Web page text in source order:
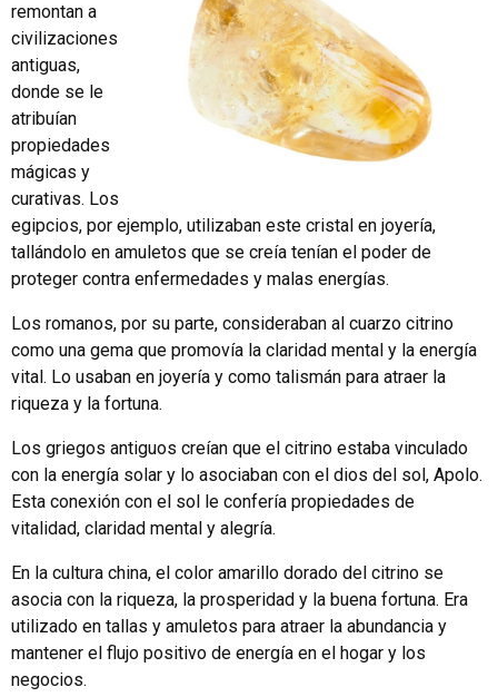
remontan a
civilizaciones
antiguas,
donde se le
atribuían
propiedades
mágicas y
curativas. Los
egipcios, por ejemplo, utilizaban este cristal en joyería,
tallándolo en amuletos que se creía tenían el poder de
proteger contra enfermedades y malas energías.
Los romanos, por su parte, consideraban al cuarzo citrino
como una gema que promovía la claridad mental y la energía
vital. Lo usaban en joyería y como talismán para atraer la
riqueza y la fortuna.
Los griegos antiguos creían que el citrino estaba vinculado
con la energía solar y lo asociaban con el dios del sol, Apolo.
Esta conexión con el sol le confería propiedades de
vitalidad, claridad mental y alegría.
En la cultura china, el color amarillo dorado del citrino se
asocia con la riqueza, la prosperidad y la buena fortuna. Era
utilizado en tallas y amuletos para atraer la abundancia y
mantener el flujo positivo de energía en el hogar y los
negocios.